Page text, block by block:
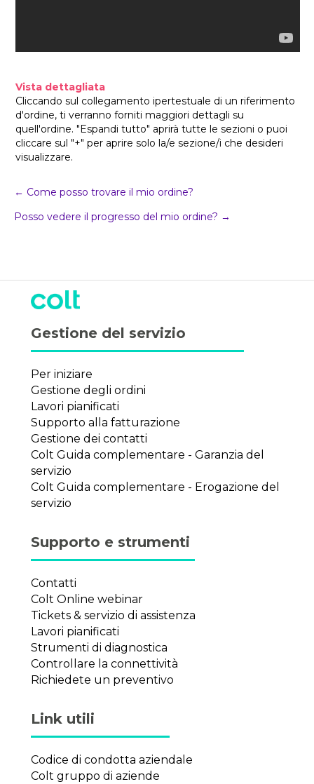
Vista dettagliata
Cliccando sul collegamento ipertestuale di un riferimento
d'ordine, ti verranno forniti maggiori dettagli su
quell'ordine. "Espandi tutto" aprirà tutte le sezioni o puoi
cliccare sul "+" per aprire solo la/e sezione/i che desideri
visualizzare.
Navigazione
della
← Come posso trovare il mio ordine?
Posso vedere il progresso del mio ordine? →
Gestione del servizio
Per iniziare
Gestione degli ordini
Lavori pianificati
Supporto alla fatturazione
Gestione dei contatti
Colt Guida complementare - Garanzia del
servizio
Colt Guida complementare - Erogazione del
servizio
Supporto e strumenti
Contatti
Colt Online webinar
Tickets & servizio di assistenza
Lavori pianificati
Strumenti di diagnostica
Controllare la connettività
Richiedete un preventivo
Link utili
Codice di condotta aziendale
Colt gruppo di aziende